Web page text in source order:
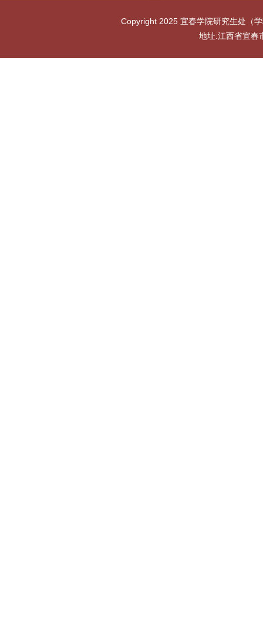
Copyright 2025 宜春学院研究生处（
地址:江西省宜